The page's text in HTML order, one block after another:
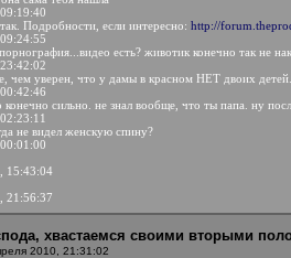
Подробности, если интересно: http://
есть? животик конечно так не
чем уверен, что у дамы в красном НЕТ двоих
конечно сильно. не знал вообще, что ты папа. ну
не видел женскую спину?
15:43:04
21:56:37
хвастаемся своими вторыми
2010, 21:31:02